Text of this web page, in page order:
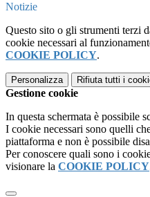
Notizie
Questo sito o gli strumenti terzi
cookie necessari al
COOKIE POLICY.
Personalizza Rifiuta tutti i
Gestione cookie
In questa schermata è possibile
I cookie necessari sono quelli
piattaforma e non è possibile
Per conoscere quali sono i
visionare la COOKIE POLICY